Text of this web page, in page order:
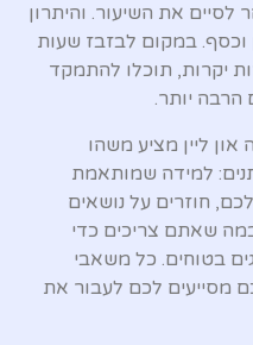
את השיעור. והיתרון
וכסף. במקום לבזבז שעות
יקרות, תוכלו להתמקד
יותר.
ליין מציע משהו
למידה שמותאמת
חוזרים על נושאים
שאתם צריכים כדי
בטוחים. כל משאבי
מסייעים לכם לעבור את